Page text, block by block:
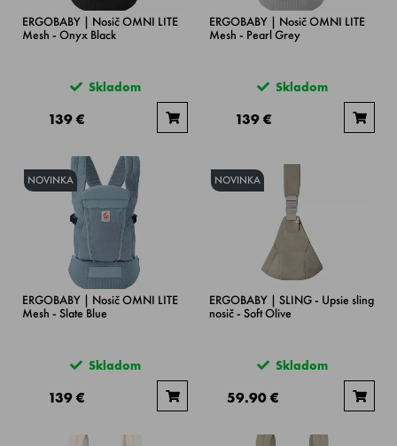
ERGOBABY | Nosič OMNI LITE
Mesh - Onyx Black
Skladom
139 €
ERGOBABY | Nosič OMNI LITE
Mesh - Pearl Grey
Skladom
139 €
NOVINKA
ERGOBABY | Nosič OMNI LITE
Mesh - Slate Blue
Skladom
139 €
NOVINKA
ERGOBABY | SLING - Upsie sling
nosič - Soft Olive
Skladom
59.90 €